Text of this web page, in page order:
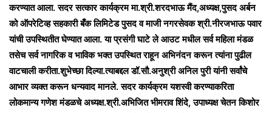
करण्यात आला. सदर सत्कार कार्यक्रम मा.श्री.शरदभाऊ मैंद,अध्यक्ष,पुसद अर्बन
को ऑपरेटिव्ह सहकारी बँक लिमिटेड पुसद व माजी नगरसेवक श्री.नीरजभाऊ पवार
यांची उपस्थितीत घेण्यात आला. या प्रसंगी घाटे ले आउट मधील सर्व महिला मंडळ
तसेच सर्व नागरिक व भाविक भक्त उपस्थित राहून अभिनंदन करून त्यांना पुढील
वाटचाली करीता.शुभेच्छा दिल्या.त्याबद्दल डॉ.सौ.अनुश्री अनिल पुरी यांनी सर्वांचे
आभार व्यक्त करून धन्यवाद मानले. सदर कार्यक्रम यशस्वी करण्याकरिता
लोकमान्य गणेश मंडळचे अध्यक्ष.श्री.अभिजित भीमराव शिंदे, उपाध्यक्ष चेतन किशोर